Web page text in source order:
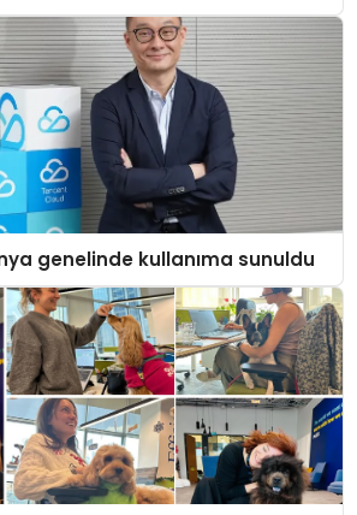
genelinde kullanıma sunuldu